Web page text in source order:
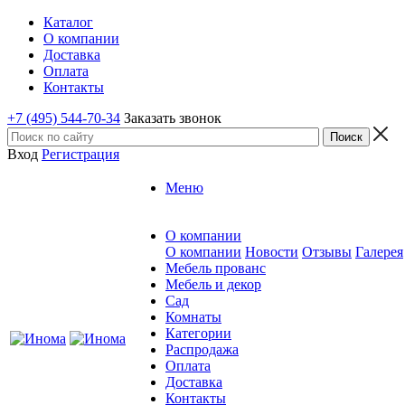
Каталог
О компании
Доставка
Оплата
Контакты
+7 (495) 544-70-34 Заказать звонок
Вход Регистрация
Меню
О компании
О компании Новости Отзывы Галерея
Мебель прованс
Мебель и декор
Сад
Комнаты
Категории
Распродажа
Оплата
Доставка
Контакты